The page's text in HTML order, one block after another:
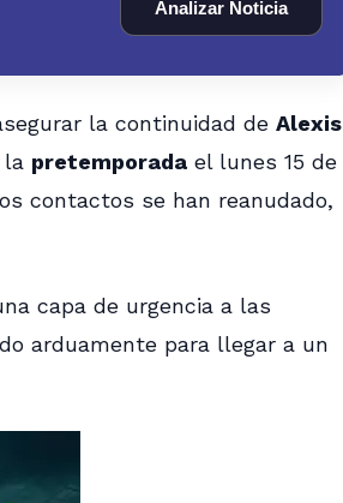
Analizar Noticia
la continuidad de Alexis
la pretemporadael lunes 15 de
contactos se han reanudado,
capa de urgencia a las
arduamente para llegar a un